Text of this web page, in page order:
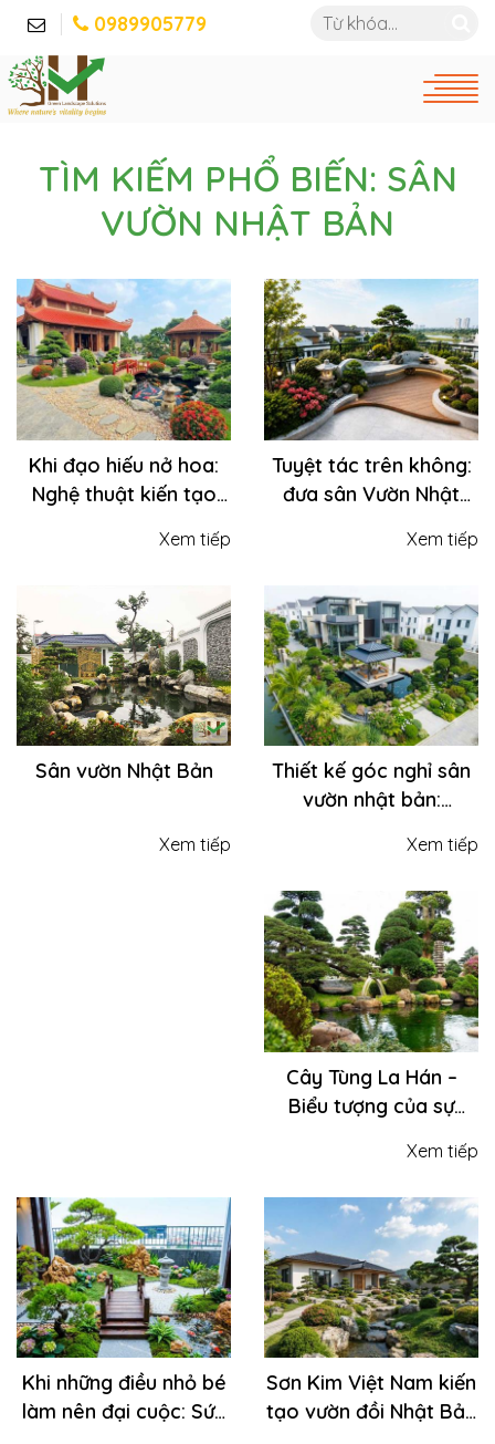
0989905779
TÌM KIẾM PHỔ BIẾN: SÂN
VƯỜN NHẬT BẢN
Khi đạo hiếu nở hoa:
Nghệ thuật kiến tạo
cho Khu Tâm Linh &
Xem tiếp
Tuyệt tác trên không:
đưa sân Vườn Nhật
hướng "xanh" đánh
Xem tiếp
Sân vườn Nhật Bản
Xem tiếp
Thiết kế góc nghỉ sân
vườn nhật bản:
xanh - nơi bình yên tìm
về giữa lòng biệt thự
Xem tiếp
Cây Tùng La Hán –
Biểu tượng của sự
thịnh vượng trong
không gian sân vườn
Xem tiếp
Khi những điều nhỏ bé
làm nên đại cuộc: Sức
Sơn Kim Việt Nam kiến
tạo vườn đồi Nhật Bản